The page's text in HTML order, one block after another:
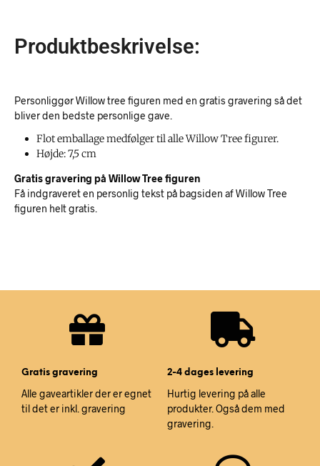
Produktbeskrivelse:
Personliggør Willow tree figuren med en gratis gravering så det
bliver den bedste personlige gave.
Flot emballage medfølger til alle Willow Tree figurer.
Højde: 7,5 cm
Gratis gravering på Willow Tree figuren
Få indgraveret en personlig tekst på bagsiden af Willow Tree
figuren helt gratis.
Gratis gravering
Alle gaveartikler der er egnet
til det er inkl. gravering
2-4 dages levering
Hurtig levering på alle
produkter. Også dem med
gravering.